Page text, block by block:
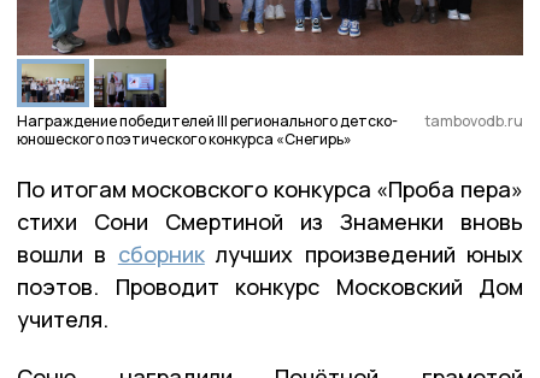
Награждение победителей III регионального детско-
юношеского поэтического конкурса «Снегирь»
tambovodb.ru
По итогам московского конкурса «Проба пера»
стихи Сони Смертиной из Знаменки вновь
вошли в сборниклучших произведений юных
поэтов. Проводит конкурс Московский Дом
учителя.